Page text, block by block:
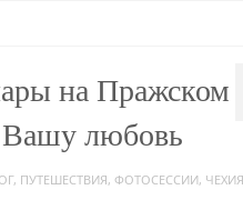
на Пражском
Вашу любовь
, ПУТЕШЕСТВИЯ, ФОТОСЕССИИ, ЧЕХИЯ